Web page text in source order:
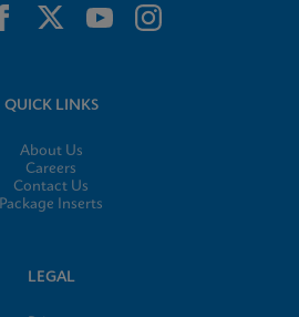
QUICK LINKS
About Us
Careers
Contact Us
Package Inserts
LEGAL